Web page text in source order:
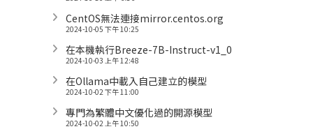
CentOS無法連接mirror.centos.org
2024-10-05 下午 10:25
在本機執行Breeze-7B-Instruct-v1_0
2024-10-03 上午 12:48
在Ollama中載入自己建立的模型
2024-10-02 下午 11:00
專門為繁體中文優化過的開源模型
2024-10-02 上午 10:50